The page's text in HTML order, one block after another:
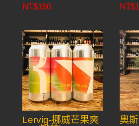
NT$180 NT$
Lervig-挪威芒果爽
奧